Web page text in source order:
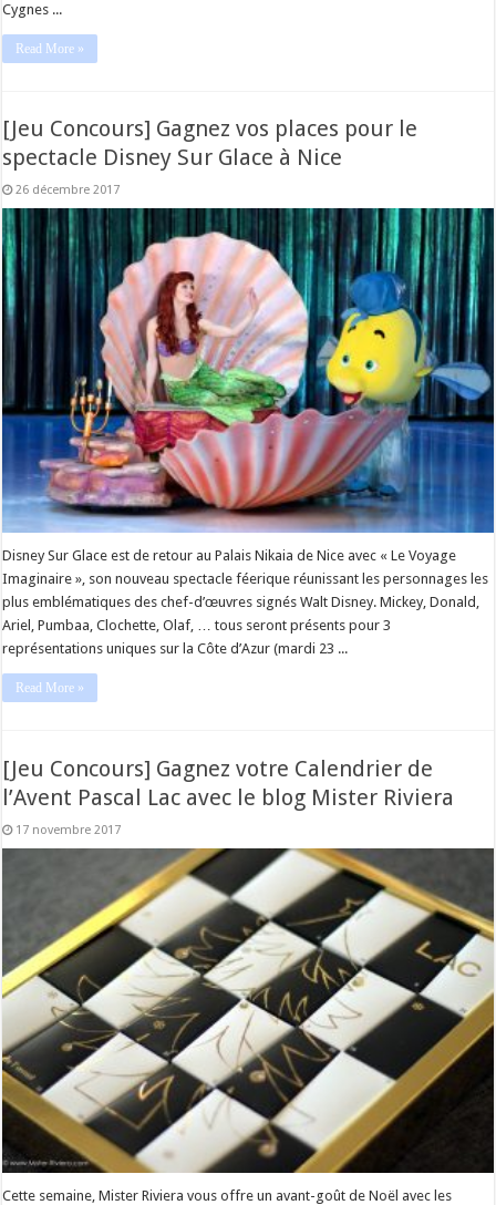
Cygnes ...
Read More »
[Jeu Concours] Gagnez vos places pour le
spectacle Disney Sur Glace à Nice
26 décembre 2017
Disney Sur Glace est de retour au Palais Nikaia de Nice avec « Le Voyage
Imaginaire », son nouveau spectacle féerique réunissant les personnages les
plus emblématiques des chef-d’œuvres signés Walt Disney. Mickey, Donald,
Ariel, Pumbaa, Clochette, Olaf, … tous seront présents pour 3
représentations uniques sur la Côte d’Azur (mardi 23 ...
Read More »
[Jeu Concours] Gagnez votre Calendrier de
l’Avent Pascal Lac avec le blog Mister Riviera
17 novembre 2017
Cette semaine, Mister Riviera vous offre un avant-goût de Noël avec les